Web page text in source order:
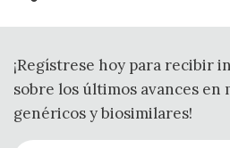
¡Regístrese hoy para recibir
sobre los últimos avances en
genéricos y biosimilares!